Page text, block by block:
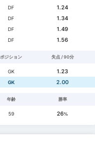
DF
1.24
DF
1.34
DF
1.49
DF 1.56
ポジション 失点 / 90分
GK
1.23
GK 2.00
年齢 勝率
59 26%